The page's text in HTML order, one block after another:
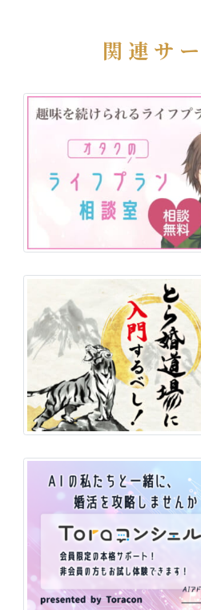
関連サ